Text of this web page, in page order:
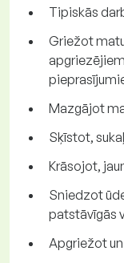
Tipiskās
Griežot
Mazgājot
Sķīstot,
Krāsojot,
Sniedzot
patstāvīgās
Apgriežot